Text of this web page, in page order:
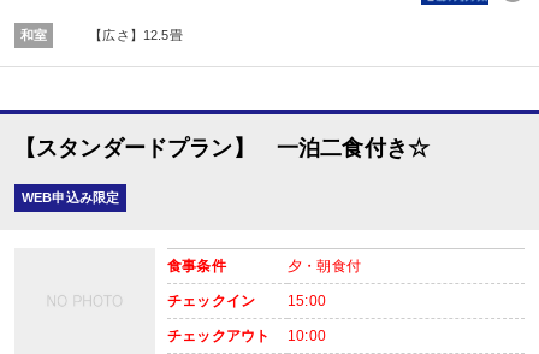
和室 【広さ】12.5畳
【スタンダードプラン】 一泊二食付き☆
WEB申込み限定
食事条件 夕・朝食付
チェックイン 15:00
チェックアウト 10:00